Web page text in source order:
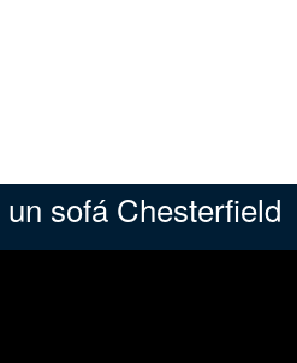
sofá Chesterfield